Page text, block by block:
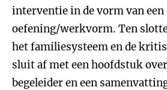
interventie in de vorm van een
oefening/werkvorm. Ten
het familiesysteem en de
sluit af met een hoofdstuk
begeleider en een